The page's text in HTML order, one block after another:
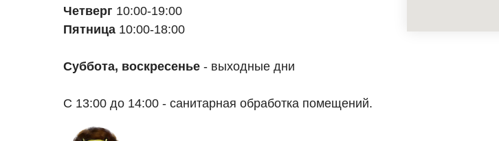
Четверг 10:00-19:00
Пятница 10:00-18:00
Суббота, воскресенье - выходные дни
С 13:00 до 14:00 - санитарная обработка помещений.